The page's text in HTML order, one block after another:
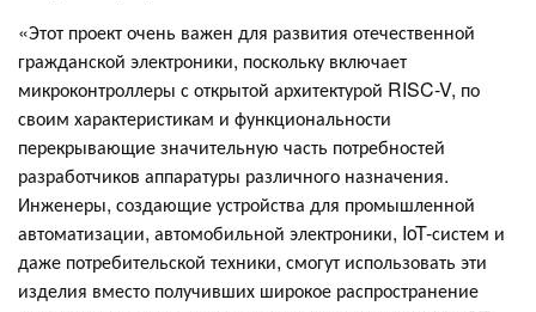
«Этот проект очень важен для развития отечественной
гражданской электроники, поскольку включает
микроконтроллеры с открытой архитектурой RISC-V, по
своим характеристикам и функциональности
перекрывающие значительную часть потребностей
разработчиков аппаратуры различного назначения.
Инженеры, создающие устройства для промышленной
автоматизации, автомобильной электроники, IoT-систем и
даже потребительской техники, смогут использовать эти
изделия вместо получивших широкое распространение